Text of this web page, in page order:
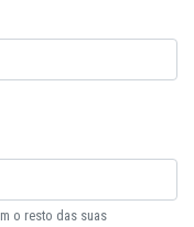
o resto das suas